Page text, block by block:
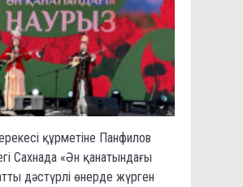
құрметіне Панфилов
Сахнада «Ән қанатындағы
дәстүрлі өнерде жүрген